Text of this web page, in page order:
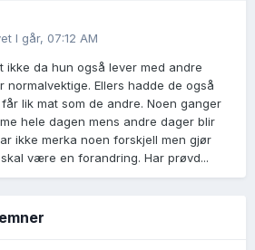
I går, 07:12 AM
ikke da hun også lever med andre
normalvektige. Ellers hadde de også
lik mat som de andre. Noen ganger
hele dagen mens andre dager blir
ikke merka noen forskjell men gjør
være en forandring. Har prøvd...